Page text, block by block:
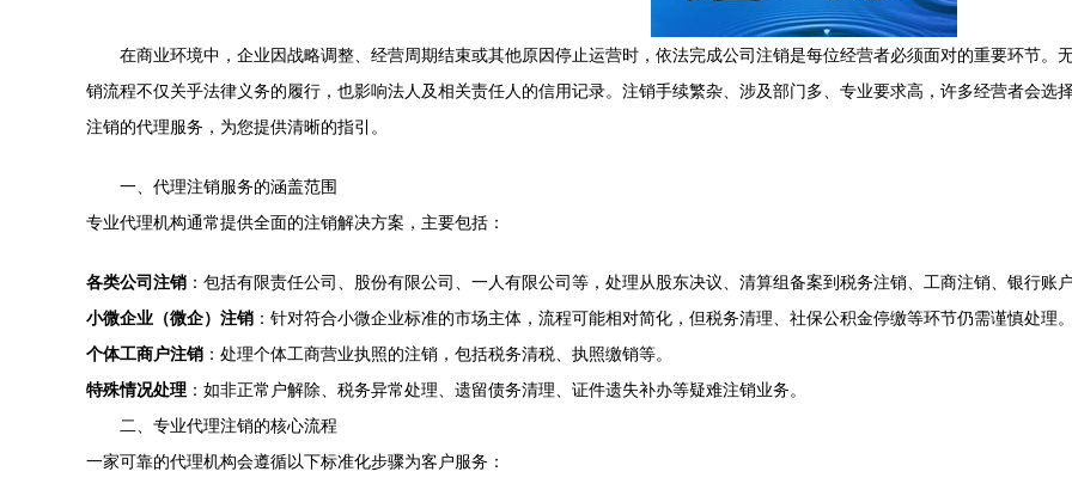
在商业环境中，企业因战略调整、经营周期结束或其他原因停止运营时，依法完成公司注销是每位经营者必须面对的重要环节。
销流程不仅关乎法律义务的履行，也影响法人及相关责任人的信用记录。注销手续繁杂、涉及部门多、专业要求高，许多经营者会选
注销的代理服务，为您提供清晰的指引。
一、代理注销服务的涵盖范围
专业代理机构通常提供全面的注销解决方案，主要包括：
各类公司注销 ：包括有限责任公司、股份有限公司、一人有限公司等，处理从股东决议、清算组备案到税务注销、工商注销、银行账
小微企业（微企）注销 ：针对符合小微企业标准的市场主体，流程可能相对简化，但税务清理、社保公积金停缴等环节仍需谨慎处理。
个体工商户注销 ：处理个体工商营业执照的注销，包括税务清税、执照缴销等。
特殊情况处理 ：如非正常户解除、税务异常处理、遗留债务清理、证件遗失补办等疑难注销业务。
二、专业代理注销的核心流程
一家可靠的代理机构会遵循以下标准化步骤为客户服务：